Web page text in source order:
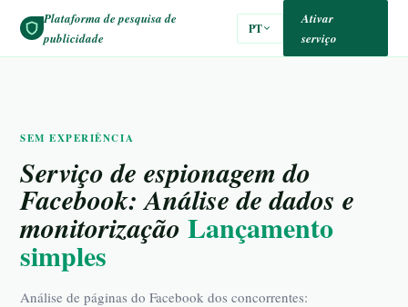
Plataforma de pesquisa de
publicidade
PT
Ativar
serviço
SEM EXPERIÊNCIA
Serviço de espionagem do
Facebook: Análise de dados e
monitorização Lançamento
simples
Análise de páginas do Facebook dos concorrentes: